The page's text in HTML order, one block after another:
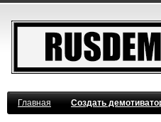
Главная Создать